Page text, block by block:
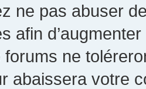
ne pas abuser
afin
forums ne
abaissera votre